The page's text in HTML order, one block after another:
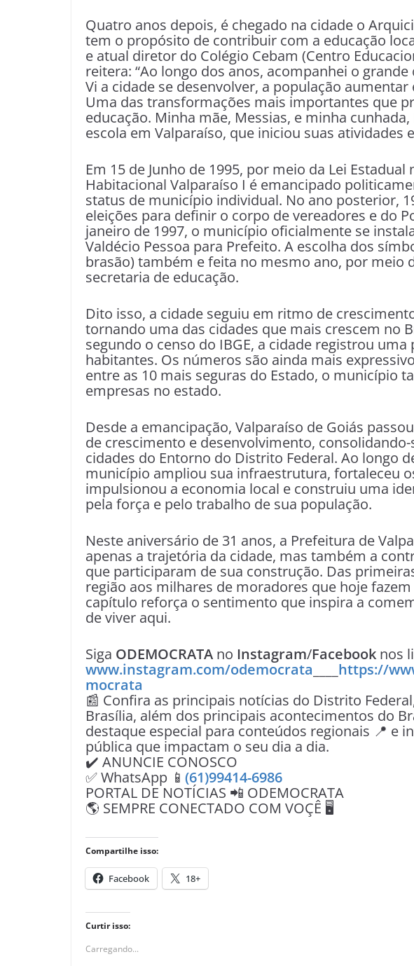
Quatro anos depois, é chegado na cidade o
tem o propósito de contribuir com a educação
e atual diretor do Colégio Cebam (Centro
reitera: “Ao longo dos anos, acompanhei o
Vi a cidade se desenvolver, a população
Uma das transformações mais importantes que
educação. Minha mãe, Messias, e minha
escola em Valparaíso, que iniciou suas atividades
Em 15 de Junho de 1995, por meio da Lei Estadual
Habitacional Valparaíso I é emancipado
status de município individual. No ano posterior,
eleições para definir o corpo de vereadores e do
janeiro de 1997, o município oficialmente se
Valdécio Pessoa para Prefeito. A escolha dos
brasão) também e feita no mesmo ano, por meio
secretaria de educação.
Dito isso, a cidade seguiu em ritmo de
tornando uma das cidades que mais crescem no
segundo o censo do IBGE, a cidade registrou uma
habitantes. Os números são ainda mais
entre as 10 mais seguras do Estado, o município
empresas no estado.
Desde a emancipação, Valparaíso de Goiás
de crescimento e desenvolvimento,
cidades do Entorno do Distrito Federal. Ao longo
município ampliou sua infraestrutura, fortaleceu
impulsionou a economia local e construiu uma
pela força e pelo trabalho de sua população.
Neste aniversário de 31 anos, a Prefeitura de
apenas a trajetória da cidade, mas também a
que participaram de sua construção. Das
região aos milhares de moradores que hoje
capítulo reforça o sentimento que inspira a
de viver aqui.
Siga ODEMOCRATA no Instagram/Facebook nos
www.instagram.com/odemocrata
https://
mocrata
📰 Confira as principais notícias do Distrito
Brasília, além dos principais acontecimentos do
destaque especial para conteúdos regionais 📍 e
pública que impactam o seu dia a dia.
✔️ ANUNCIE CONOSCO
✅ WhatsApp 📱 (61)99414-6986
PORTAL DE NOTÍCIAS 📲 ODEMOCRATA
🌎 SEMPRE CONECTADO COM VOÇÊ 🖥️
Compartilhe isso:
Facebook 18+
Curtir isso:
Carregando...